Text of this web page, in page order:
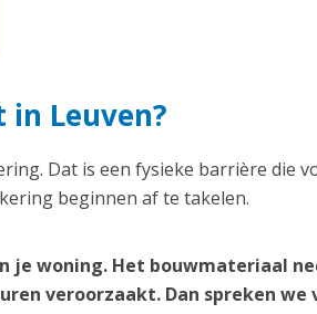
Leuven?
Dat is een fysieke barrière die
beginnen af te takelen.
je woning. Het bouwmateriaal
veroorzaakt. Dan spreken we